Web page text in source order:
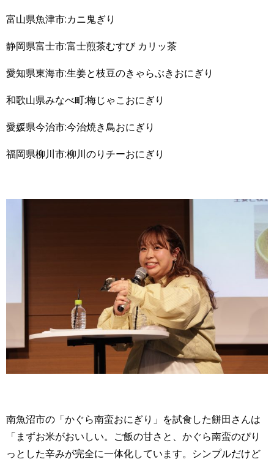
富山県魚津市:カニ鬼ぎり
静岡県富士市:富士煎茶むすび カリッ茶
愛知県東海市:生姜と枝豆のきゃらぶきおにぎり
和歌山県みなべ町:梅じゃこおにぎり
愛媛県今治市:今治焼き鳥おにぎり
福岡県柳川市:柳川のりチーおにぎり
南魚沼市の「かぐら南蛮おにぎり」を試食した餅田さんは
「まずお米がおいしい。ご飯の甘さと、かぐら南蛮のぴり
っとした辛みが完全に一体化しています。シンプルだけど